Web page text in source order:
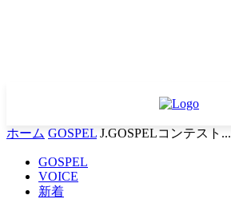
ホーム GOSPEL J.GOSPELコンテスト...
GOSPEL
VOICE
新着